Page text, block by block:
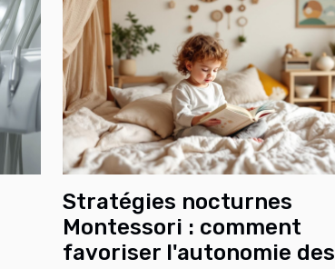
Stratégies nocturnes
Montessori : comment
favoriser l'autonomie des